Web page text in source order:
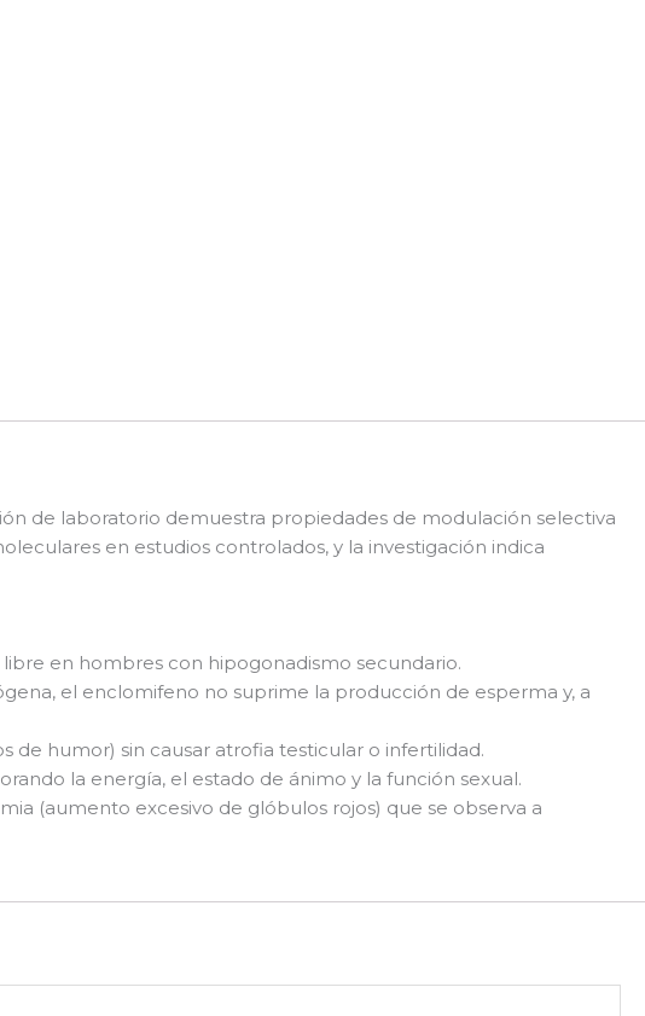
de laboratorio demuestra propiedades de modulación selectiva
en estudios controlados, y la investigación indica
en hombres con hipogonadismo secundario.
el enclomifeno no suprime la producción de esperma y, a
de humor) sin causar atrofia testicular o infertilidad.
la energía, el estado de ánimo y la función sexual.
(aumento excesivo de glóbulos rojos) que se observa a